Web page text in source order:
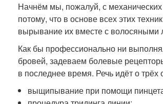
Начнём мы, пожалуй, с
потому, что в основе всех этих
вырывание их вместе с волосяными
Как бы профессионально ни
бровей, задеваем болевые
в последнее время. Речь идёт о трёх
выщипывание при помощи